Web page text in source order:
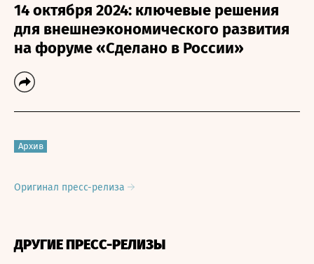
14 октября 2024: ключевые решения
для внешнеэкономического развития
на форуме «Сделано в России»
Архив
Оригинал пресс-релиза
ДРУГИЕ ПРЕСС-РЕЛИЗЫ